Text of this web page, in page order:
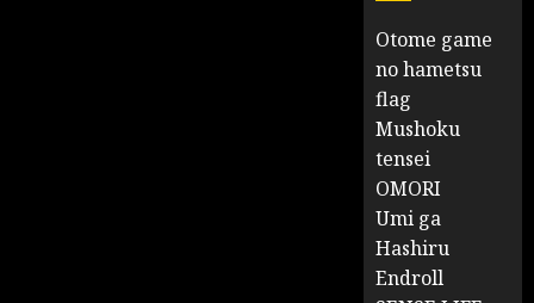
Otome game
no hametsu
flag
Mushoku
tensei
OMORI
Umi ga
Hashiru
Endroll